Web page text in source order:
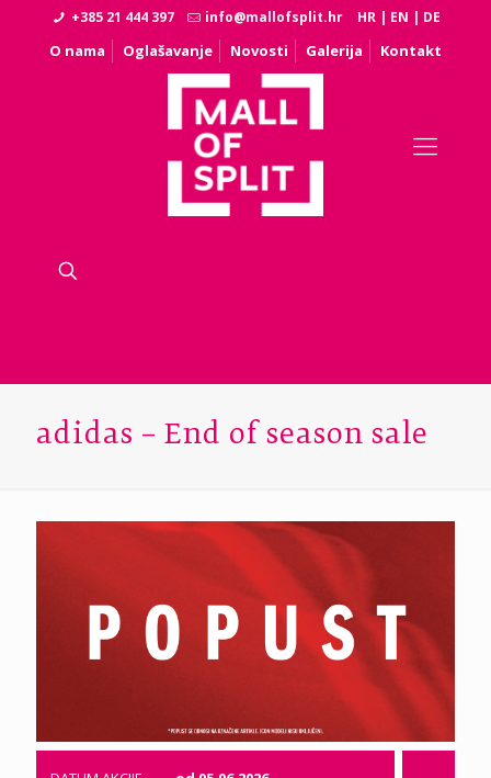
+385 21 444 397 info@mallofsplit.hr HR | EN | DE
O nama Oglašavanje Novosti Galerija Kontakt
adidas – End of season sale